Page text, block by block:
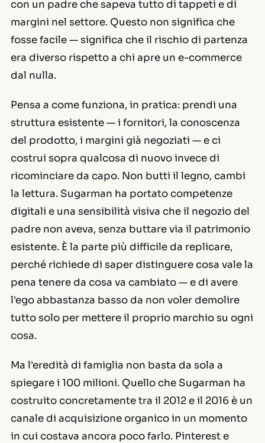
con un padre che sapeva tutto di tappeti e di
margini nel settore. Questo non significa che
fosse facile — significa che il rischio di partenza
era diverso rispetto a chi apre un e-commerce
dal nulla.
Pensa a come funziona, in pratica: prendi una
struttura esistente — i fornitori, la conoscenza
del prodotto, i margini già negoziati — e ci
costrui sopra qualcosa di nuovo invece di
ricominciare da capo. Non butti il legno, cambi
la lettura. Sugarman ha portato competenze
digitali e una sensibilità visiva che il negozio del
padre non aveva, senza buttare via il patrimonio
esistente. È la parte più difficile da replicare,
perché richiede di saper distinguere cosa vale la
pena tenere da cosa va cambiato — e di avere
l'ego abbastanza basso da non voler demolire
tutto solo per mettere il proprio marchio su ogni
cosa.
Ma l'eredità di famiglia non basta da sola a
spiegare i 100 milioni. Quello che Sugarman ha
costruito concretamente tra il 2012 e il 2016 è un
canale di acquisizione organico in un momento
in cui costava ancora poco farlo. Pinterest e